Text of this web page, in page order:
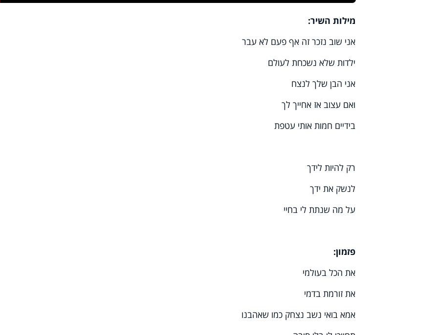
מילות השיר:
אני שוב נזכר זה אף פעם לא עבר
ילדות שלא נשכחת לעולם
אני הבן שלך לנצח
ואם עצוב אז אחייך לך
בידיים חמות אותי עטפת
רק להיות לידך
לנשק את ידך
על מה שנתת לי בחיי
פזמון:
את הכל בעולמי
את זורמת בדמי
אמא בואי נשב נצחק כמו שאהבנו